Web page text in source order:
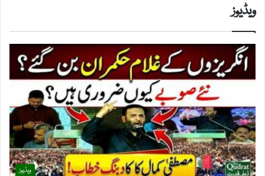
ویڈیوز
ویڈیوز